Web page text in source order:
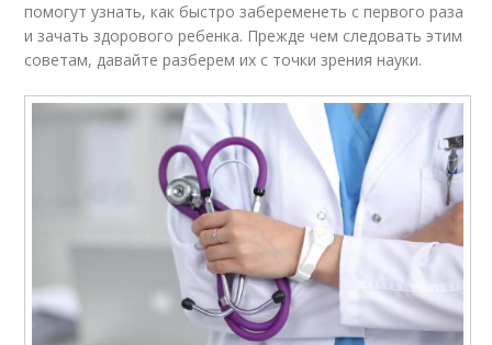
помогут узнать, как быстро забеременеть с первого раза
и зачать здорового ребенка. Прежде чем следовать этим
советам, давайте разберем их с точки зрения науки.